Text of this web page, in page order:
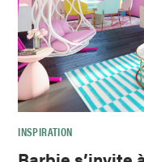
INSPIRATION